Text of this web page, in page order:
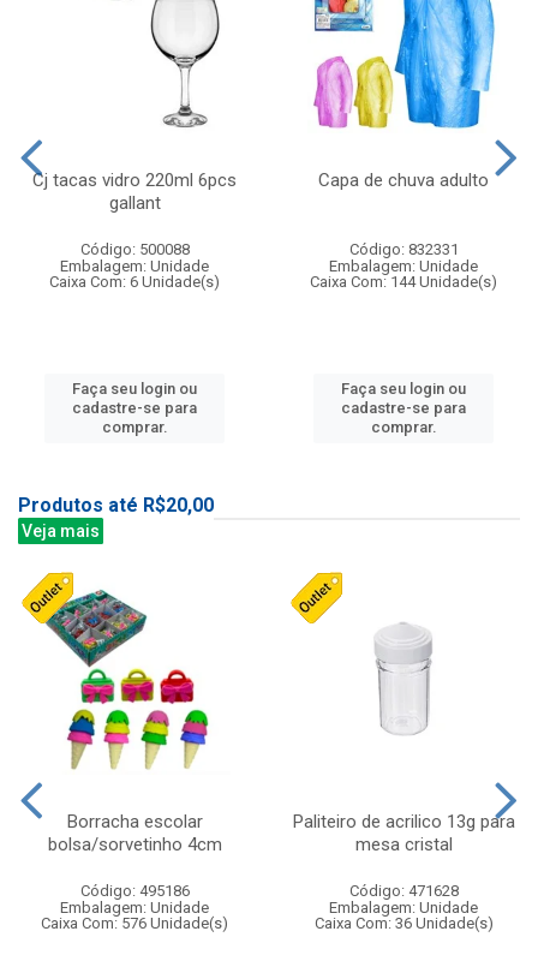
Cj tacas vidro 220ml 6pcs
gallant
Código: 500088
Embalagem: Unidade
Caixa Com: 6 Unidade(s)
Faça seu login ou
cadastre-se para
comprar.
Capa de chuva adulto
Código: 832331
Embalagem: Unidade
Caixa Com: 144 Unidade(s)
Faça seu login ou
cadastre-se para
comprar.
Produtos até R$20,00
Veja mais
Borracha escolar
bolsa/sorvetinho 4cm
Código: 495186
Embalagem: Unidade
Caixa Com: 576 Unidade(s)
Paliteiro de acrilico 13g para
mesa cristal
Código: 471628
Embalagem: Unidade
Caixa Com: 36 Unidade(s)